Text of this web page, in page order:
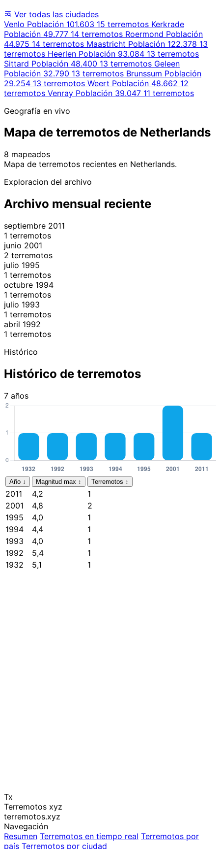
Ver todas las ciudades
Venlo Población 101.603 15 terremotos Kerkrade
Población 49.777 14 terremotos Roermond Población
44.975 14 terremotos Maastricht Población 122.378 13
terremotos Heerlen Población 93.084 13 terremotos
Sittard Población 48.400 13 terremotos Geleen
Población 32.790 13 terremotos Brunssum Población
29.254 13 terremotos Weert Población 48.662 12
terremotos Venray Población 39.047 11 terremotos
Geografía en vivo
Mapa de terremotos de Netherlands
8 mapeados
+
−
Mapa de terremotos recientes en Netherlands.
Exploracion del archivo
Archivo mensual reciente
septiembre 2011
1 terremotos
junio 2001
2 terremotos
julio 1995
1 terremotos
octubre 1994
1 terremotos
julio 1993
1 terremotos
abril 1992
1 terremotos
Histórico
Histórico de terremotos
7 años
Año ↓ Magnitud max ↕ Terremotos ↕
2011 4,2
1
2001
4,8
2
1995
4,0
1
1994
4,4
1
1993
4,0
1
1992
5,4
1
1932
5,1 1
Tx
Terremotos xyz
terremotos.xyz
Navegación
Resumen Terremotos en tiempo real Terremotos por
país Terremotos por ciudad